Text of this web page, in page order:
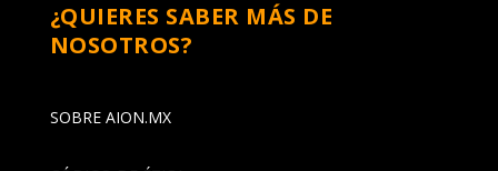
¿QUIERES SABER MÁS DE
NOSOTROS?
SOBRE AION.MX